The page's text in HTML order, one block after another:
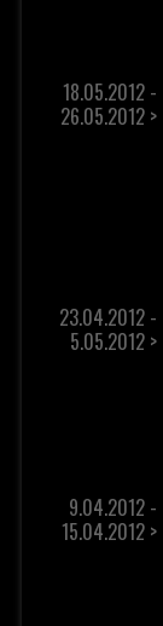
18.05.2012 -
26.05.2012 >
23.04.2012 -
5.05.2012 >
9.04.2012 -
15.04.2012 >